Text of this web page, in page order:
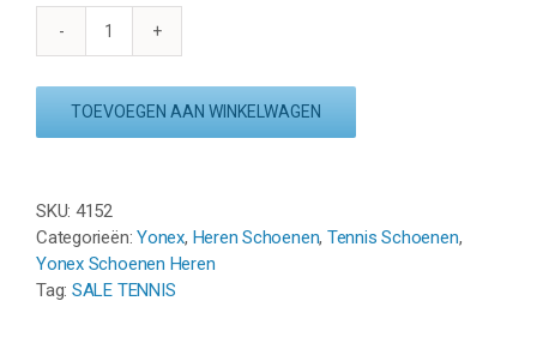
YONEX
CLAY
ORANGE
aantal
TOEVOEGEN AAN WINKELWAGEN
SKU: 4152
Categorieën:Yonex, Heren Schoenen, Tennis Schoenen,
Yonex Schoenen Heren
Tag: SALE TENNIS